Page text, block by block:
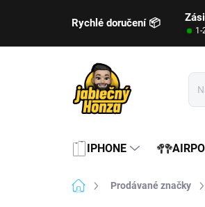
Rychlé doručení 📦
1-
IPHONE
Domů Prodávané značky